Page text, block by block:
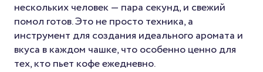
нескольких человек — пара секунд, и свежий
помол готов. Это не просто техника, а
инструмент для создания идеального аромата и
вкуса в каждом чашке, что особенно ценно для
тех, кто пьет кофе ежедневно.